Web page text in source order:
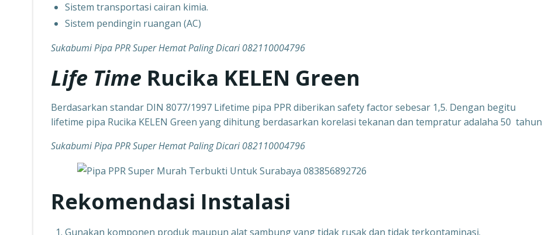
Sistem transportasi cairan kimia.
Sistem pendingin ruangan (AC)
Sukabumi Pipa PPR Super Hemat Paling Dicari 082110004796
Life Time Rucika KELEN Green
Berdasarkan standar DIN 8077/1997 Lifetime pipa PPR diberikan safety factor sebesar 1,5. Dengan begitu
lifetime pipa Rucika KELEN Green yang dihitung berdasarkan korelasi tekanan dan tempratur adalaha 50 tahun
Sukabumi Pipa PPR Super Hemat Paling Dicari 082110004796
Rekomendasi Instalasi
Gunakan komponen produk maupun alat sambung yang tidak rusak dan tidak terkontaminasi.